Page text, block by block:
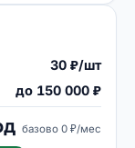
30 ₽/шт
до 150 000 ₽
базово 0 ₽/мес